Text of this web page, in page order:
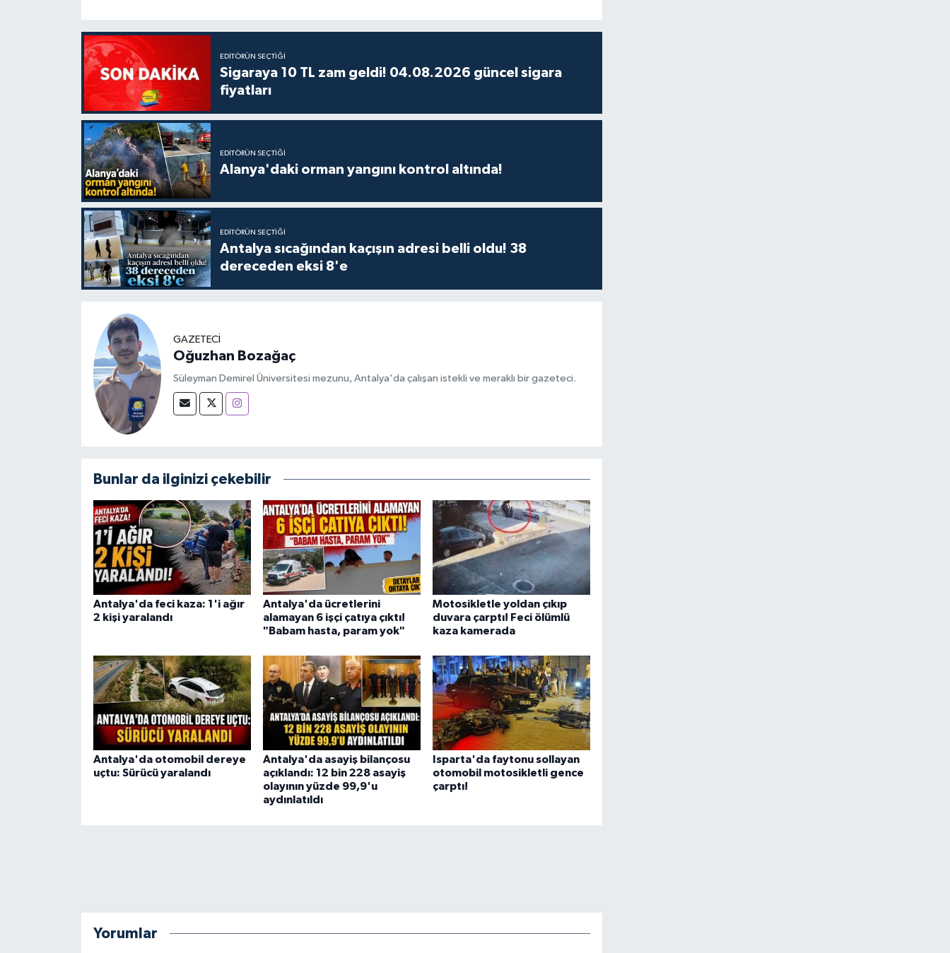
EDITÖRÜN SEÇTIĞI
Sigaraya 10 TL zam geldi! 04.08.2026 güncel sigara
fiyatları
EDITÖRÜN SEÇTIĞI
Alanya'daki orman yangını kontrol altında!
EDITÖRÜN SEÇTIĞI
Antalya sıcağından kaçışın adresi belli oldu! 38
dereceden eksi 8'e
GAZETECİ
Oğuzhan Bozağaç
Süleyman Demirel Üniversitesi mezunu, Antalya'da çalışan istekli ve meraklı bir gazeteci.
Bunlar da ilginizi çekebilir
Antalya'da feci kaza: 1'i ağır
2 kişi yaralandı
Antalya'da ücretlerini
alamayan 6 işçi çatıya çıktı!
"Babam hasta, param yok"
Motosikletle yoldan çıkıp
duvara çarptı! Feci ölümlü
kaza kamerada
Antalya'da otomobil dereye
uçtu: Sürücü yaralandı
Antalya'da asayiş bilançosu
açıklandı: 12 bin 228 asayiş
olayının yüzde 99,9'u
aydınlatıldı
Isparta'da faytonu sollayan
otomobil motosikletli gence
çarptı!
Yorumlar